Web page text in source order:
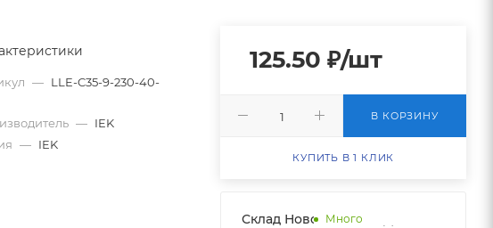
— LLE-C35-9-230-40-
— IEK
— IEK
125.50 ₽/шт
В КОРЗИНУ
КУПИТЬ В 1 КЛИК
Склад Новобатайск НДС
Много